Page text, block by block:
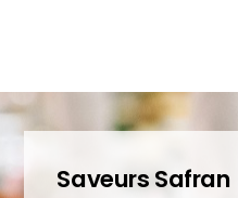
Saveurs Safran